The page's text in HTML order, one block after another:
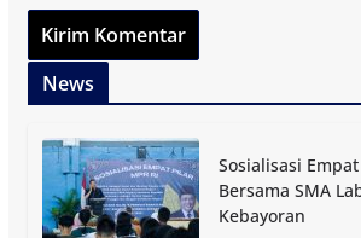
News
Sosialisasi
Bersama SMA
Kebayoran